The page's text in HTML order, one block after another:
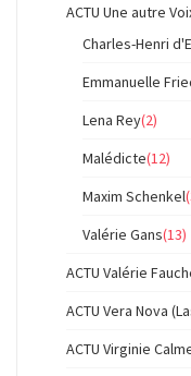
ACTU Une autre
Charles-Henri
Emmanuelle
Lena Rey(2)
Malédicte(12)
Maxim Schenkel
Valérie Gans(13)
ACTU Valérie
ACTU Vera Nova
ACTU Virginie